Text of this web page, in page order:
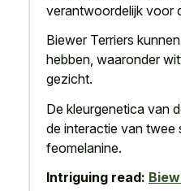
verantwoordelijk voor
Biewer Terriers
hebben, waaronder
gezicht.
De kleurgenetica van
de interactie van twee
feomelanine.
Intriguing read: